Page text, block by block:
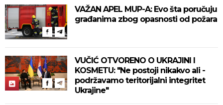
VAŽAN APEL MUP-A: Evo šta poručuju
građanima zbog opasnosti od požara
VUČIĆ OTVORENO O UKRAJINI I
KOSMETU: "Ne postoji nikakvo ali -
podržavamo teritorijalni integritet
Ukrajine"